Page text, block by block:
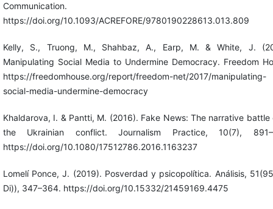
Communication.
https://doi.org/10.1093/ACREFORE/9780190228613.013.809
Kelly, S., Truong, M., Shahbaz, A., Earp, M. & White, J.
Manipulating Social Media to Undermine Democracy. Freedom
https://freedomhouse.org/report/freedom-net/2017/manipulating-
social-media-undermine-democracy
Khaldarova, I. & Pantti, M. (2016). Fake News: The narrative battle
the Ukrainian conflict. Journalism Practice, 10(7),
https://doi.org/10.1080/17512786.2016.1163237
Lomelí Ponce, J. (2019). Posverdad y psicopolítica. Análisis,
Di)), 347–364. https://doi.org/10.15332/21459169.4475